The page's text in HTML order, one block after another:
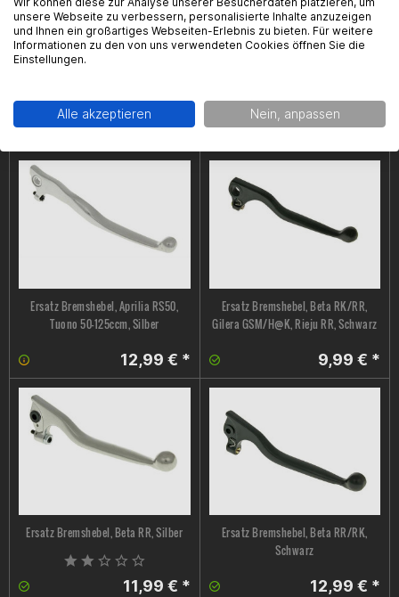
2004-2005, RX 50 1995-2005, silber
13,99 € *
94-98, RX 50 Bj. 99-05, Silber
9,99 € *
Ersatz Bremshebel, Aprilia RS50,
Tuono 50-125ccm, Silber
12,99 € *
Ersatz Bremshebel, Beta RK/RR,
Gilera GSM/H@K, Rieju RR, Schwarz
9,99 € *
Ersatz Bremshebel, Beta RR, Silber
11,99 € *
Ersatz Bremshebel, Beta RR/RK,
Schwarz
12,99 € *
unsere Webseite zu verbessern, personalisierte Inhalte anzuzeigen
und Ihnen ein großartiges Webseiten-Erlebnis zu bieten. Für weitere
Informationen zu den von uns verwendeten Cookies öffnen Sie die
Einstellungen.
Alle akzeptieren Nein, anpassen